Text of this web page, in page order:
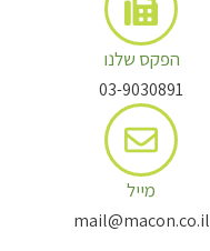
הפקס שלנו
03-9030891
מייל
mail@macon.co.il